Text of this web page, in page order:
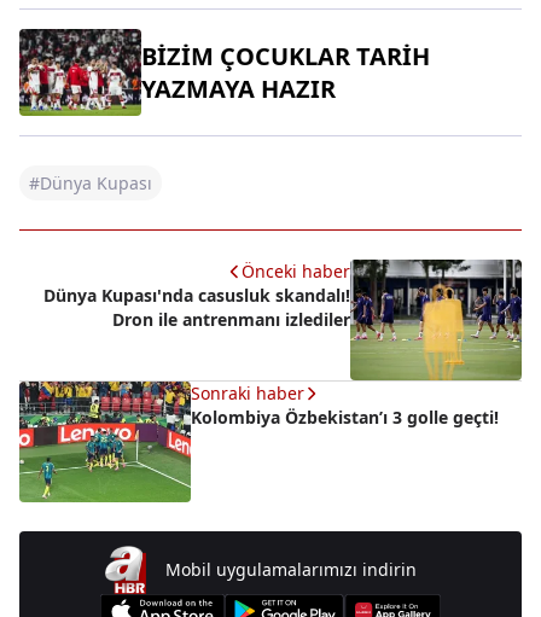
BİZİM ÇOCUKLAR TARİH
YAZMAYA HAZIR
#Dünya Kupası
Önceki haber
Dünya Kupası'nda casusluk skandalı!
Dron ile antrenmanı izlediler
Sonraki haber
Kolombiya Özbekistan’ı 3 golle geçti!
Mobil uygulamalarımızı indirin